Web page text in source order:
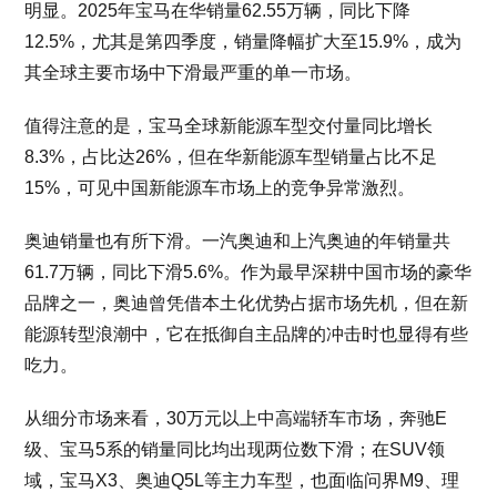
明显。2025年宝马在华销量62.55万辆，同比下降
12.5%，尤其是第四季度，销量降幅扩大至15.9%，成为
其全球主要市场中下滑最严重的单一市场。
值得注意的是，宝马全球新能源车型交付量同比增长
8.3%，占比达26%，但在华新能源车型销量占比不足
15%，可见中国新能源车市场上的竞争异常激烈。
奥迪销量也有所下滑。一汽奥迪和上汽奥迪的年销量共
61.7万辆，同比下滑5.6%。作为最早深耕中国市场的豪华
品牌之一，奥迪曾凭借本土化优势占据市场先机，但在新
能源转型浪潮中，它在抵御自主品牌的冲击时也显得有些
吃力。
从细分市场来看，30万元以上中高端轿车市场，奔驰E
级、宝马5系的销量同比均出现两位数下滑；在SUV领
域，宝马X3、奥迪Q5L等主力车型，也面临问界M9、理